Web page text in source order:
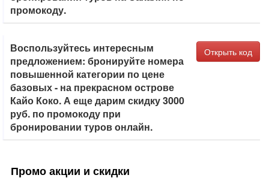
промокоду.
Воспользуйтесь интересным
предложением: бронируйте номера
повышенной категории по цене
базовых - на прекрасном острове
Кайо Коко. А еще дарим скидку 3000
руб. по промокоду при
бронировании туров онлайн.
Открыть код
Промо акции и скидки